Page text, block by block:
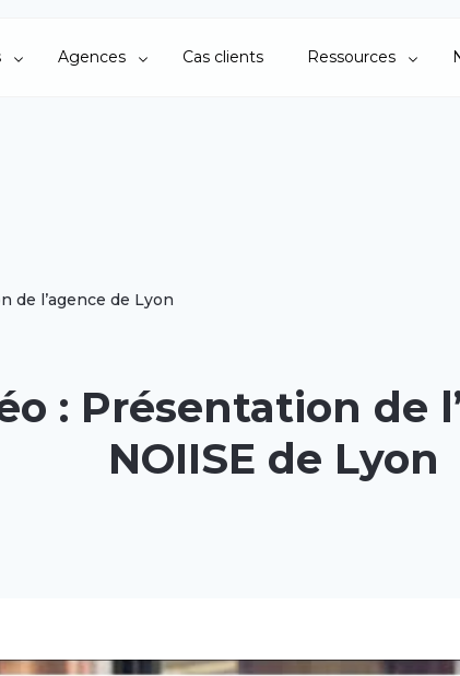
Agences Cas clients Ressources
de l’agence de Lyon
: Présentation de
NOIISE de Lyon